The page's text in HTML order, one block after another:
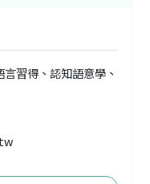
習得、認知語意學、